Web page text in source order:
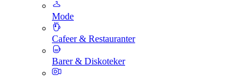
Mode
Cafeer & Restauranter
Barer & Diskoteker